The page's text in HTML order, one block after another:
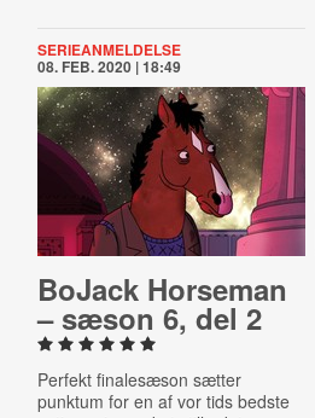
SERIEANMELDELSE
08. FEB. 2020 | 18:49
BoJack Horseman
– sæson 6, del 2
Perfekt finalesæson sætter
punktum for en af vor tids bedste